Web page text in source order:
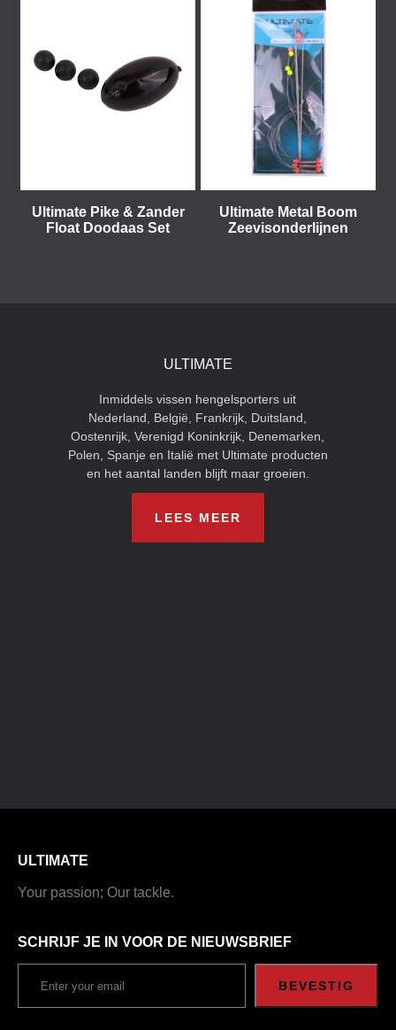
Ultimate Pike & Zander
Float Doodaas Set
Ultimate Metal Boom
Zeevisonderlijnen
ULTIMATE
Inmiddels vissen hengelsporters uit
Nederland, België, Frankrijk, Duitsland,
Oostenrijk, Verenigd Koninkrijk, Denemarken,
Polen, Spanje en Italië met Ultimate producten
en het aantal landen blijft maar groeien.
LEES MEER
ULTIMATE
Your passion; Our tackle.
SCHRIJF JE IN VOOR DE NIEUWSBRIEF
BEVESTIG